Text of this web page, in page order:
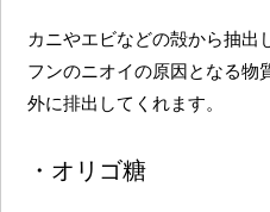
カニやエビなどの殻から抽出
フンのニオイの原因となる物
外に排出してくれます。
・オリゴ糖